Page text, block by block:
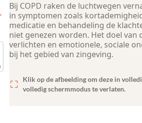
Bij COPD raken de luchtwegen
in symptomen zoals
medicatie en behandeling de
niet genezen worden. Het doel
verlichten en emotionele, sociale
bij het gebied van zingeving.
Klik op de afbeelding om deze in
volledig schermmodus te verlaten.